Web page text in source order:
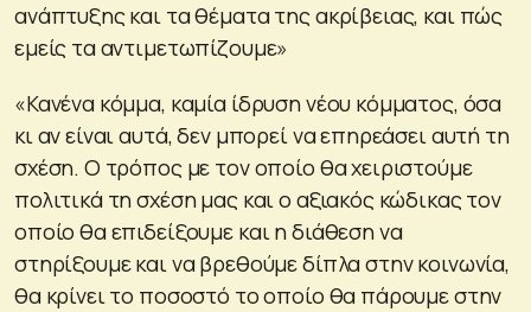
ανάπτυξης και τα θέματα της ακρίβειας, και πώς
εμείς τα αντιμετωπίζουμε»
«Κανένα κόμμα, καμία ίδρυση νέου κόμματος, όσα
κι αν είναι αυτά, δεν μπορεί να επηρεάσει αυτή τη
σχέση. Ο τρόπος με τον οποίο θα χειριστούμε
πολιτικά τη σχέση μας και ο αξιακός κώδικας τον
οποίο θα επιδείξουμε και η διάθεση να
στηρίξουμε και να βρεθούμε δίπλα στην κοινωνία,
θα κρίνει το ποσοστό το οποίο θα πάρουμε στην